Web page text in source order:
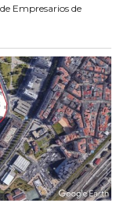
Empresarios de